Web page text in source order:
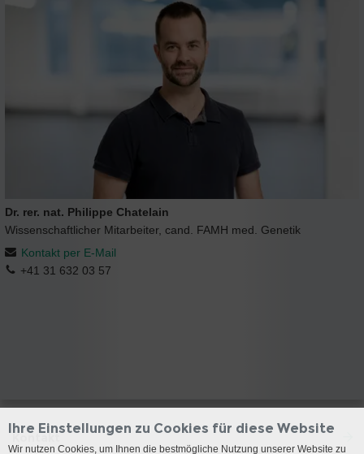
Dr. rer. nat. Philippe Chatelain
Wissenschaftlicher Mitarbeiter, cand. FAMH med. Genetik
Kontakt per E-Mail
+41 31 632 03 57
Kontakt
Ihre Einstellungen zu Cookies für diese Website
Wir nutzen Cookies, um Ihnen die bestmögliche Nutzung unserer Website zu